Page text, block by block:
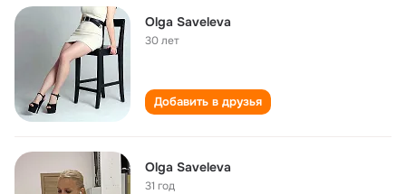
Olga Saveleva
30 лет
Добавить в друзья
Olga Saveleva
31 год